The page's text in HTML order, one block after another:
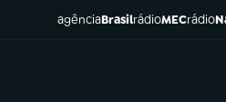
agênciaBrasilrádioMECrádio